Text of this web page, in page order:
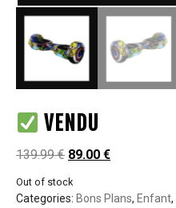
VENDU
139.99€ 89.00 €
Out of stock
Categories: Bons Plans, Enfant,